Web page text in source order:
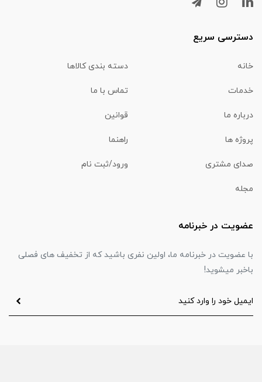
دسترسی سریع
خانه دسته بندی کالاها
خدمات تماس با ما
درباره ما قوانین
پروژه ها راهنما
صدای مشتری ورود/ثبت نام
مجله
عضویت در خبرنامه
با عضویت در خبرنامه ما، اولین نفری باشید که از تخفیف های فصلی
باخبر میشوید!